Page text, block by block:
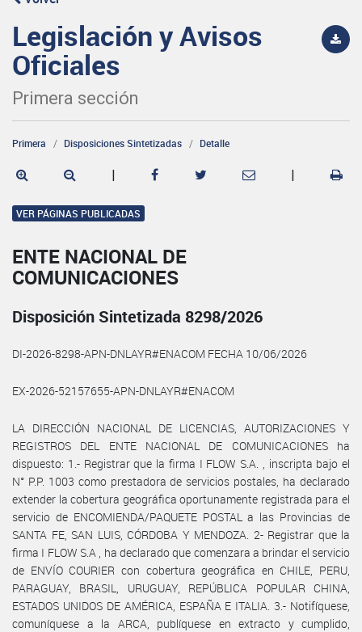
Legislación y Avisos
Oficiales
Primera sección
Primera Disposiciones Sintetizadas Detalle
| |
VER PÁGINAS PUBLICADAS
ENTE NACIONAL DE
COMUNICACIONES
Disposición Sintetizada 8298/2026
DI-2026-8298-APN-DNLAYR#ENACOM FECHA 10/06/2026
EX-2026-52157655-APN-DNLAYR#ENACOM
LA DIRECCIÓN NACIONAL DE LICENCIAS, AUTORIZACIONES Y
REGISTROS DEL ENTE NACIONAL DE COMUNICACIONES ha
dispuesto: 1.- Registrar que la firma I FLOW S.A. , inscripta bajo el
N° P.P. 1003 como prestadora de servicios postales, ha declarado
extender la cobertura geográfica oportunamente registrada para el
servicio de ENCOMIENDA/PAQUETE POSTAL a las Provincias de
SANTA FE, SAN LUIS, CÓRDOBA Y MENDOZA. 2- Registrar que la
firma I FLOW S.A , ha declarado que comenzara a brindar el servicio
de ENVÍO COURIER con cobertura geográfica en CHILE, PERU,
PARAGUAY, BRASIL, URUGUAY, REPÚBLICA POPULAR CHINA,
ESTADOS UNIDOS DE AMÉRICA, ESPAÑA E ITALIA. 3.- Notifíquese,
comuníquese a la ARCA, publíquese en extracto y cumplido,